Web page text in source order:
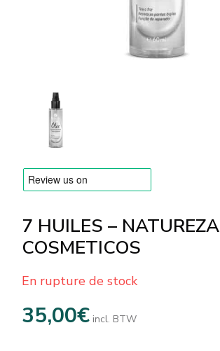
Questions fréquemment posées
Contactez nous
7 HUILES – NATUREZA
COSMETICOS
En rupture de stock
35,00€ incl. BTW